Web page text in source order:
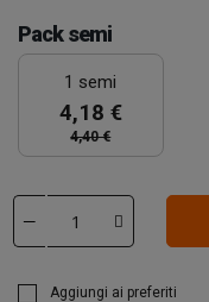
Pack semi
1 semi
4,18 €
4,40 €
Aggiungi ai preferiti